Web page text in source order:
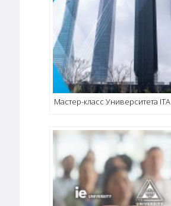
Мастер-класс Университета ITA